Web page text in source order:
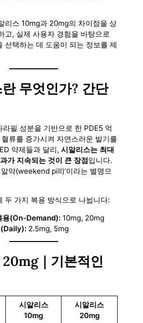
리스 10mg과 20mg의 차이점을 상
고, 실제 사용자 경험을 바탕으로
선택하는 데 도움이 되는 정보를 제
무엇인가? 간단
필 성분을 기반으로 한 PDE5 억
류를 증가시켜 자연스러운 발기를
약제들과 달리, 시알리스는 최대
가 지속되는 것이 큰 장점입니다.
알약(weekend pill)’이라는 별명으
두 가지 복용 방식으로 나뉩니다:
용(On-Demand): 10mg, 20mg
(Daily): 2.5mg, 5mg
｜기본적인
시알리스
10mg
시알리스
20mg